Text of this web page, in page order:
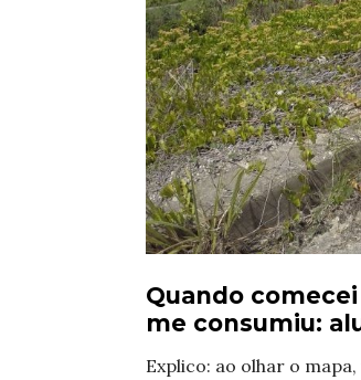
Quando
me consumiu:
Explico: ao olhar o